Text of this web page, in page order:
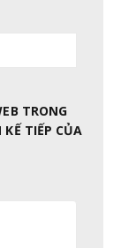
TRONG
TIẾP CỦA